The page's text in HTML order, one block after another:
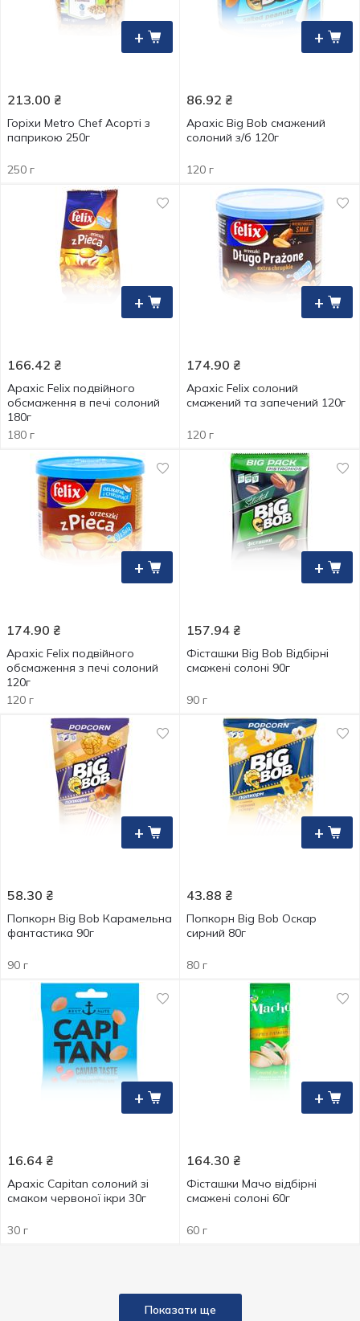
+
213.00 ₴
Горіхи Metro Chef Асорті з
паприкою 250г
250 г
+
86.92 ₴
Арахіс Big Bob смажений
солоний з/б 120г
120 г
+
166.42 ₴
Арахіс Felix подвійного
обсмаження в печі солоний
180г
180 г
+
174.90 ₴
Арахіс Felix солоний
смажений та запечений 120г
120 г
+
174.90 ₴
Арахіс Felix подвійного
обсмаження з печі солоний
120г
120 г
+
157.94 ₴
Фісташки Big Bob Відбірні
смажені солоні 90г
90 г
+
58.30 ₴
Попкорн Big Bob Карамельна
фантастика 90г
90 г
+
43.88 ₴
Попкорн Big Bob Оскар
сирний 80г
80 г
+
16.64 ₴
Арахіс Capitan солоний зі
смаком червоної ікри 30г
30 г
+
164.30 ₴
Фісташки Мачо відбірні
смажені солоні 60г
60 г
Показати ще